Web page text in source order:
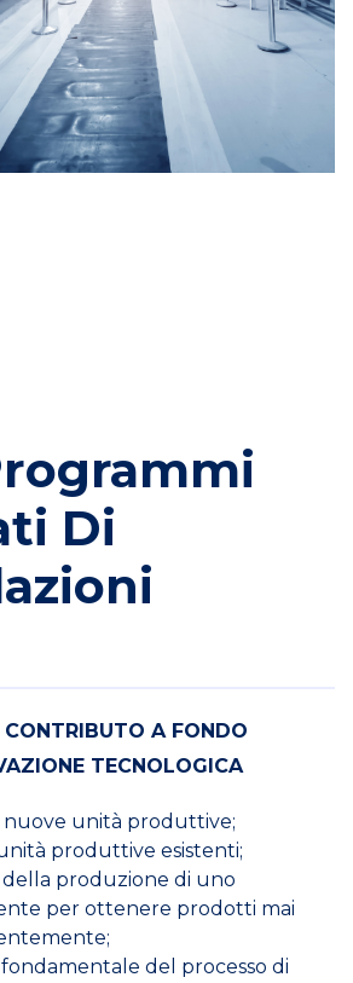
Di
A FONDO
TECNOLOGICA
nuove unità produttive;
produttive esistenti;
della produzione di uno
per ottenere prodotti mai
del processo di